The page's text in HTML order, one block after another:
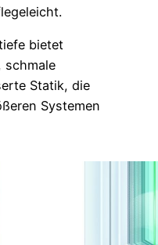
bietet
schmale
Statik, die
Systemen